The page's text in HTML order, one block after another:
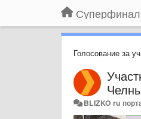
Голосование за
BLIZKO ru